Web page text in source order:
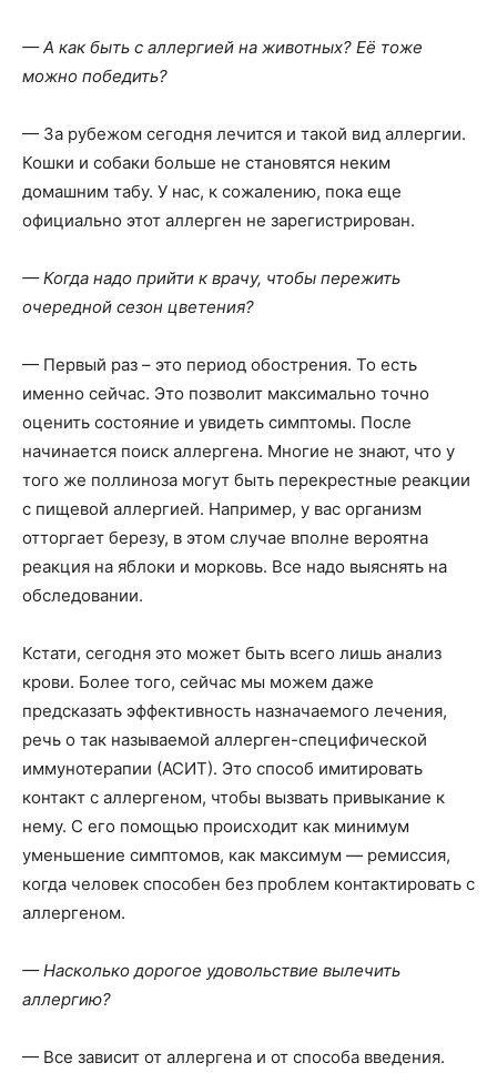
— А как быть с аллергией на животных? Её тоже
можно победить?
— За рубежом сегодня лечится и такой вид аллергии.
Кошки и собаки больше не становятся неким
домашним табу. У нас, к сожалению, пока еще
официально этот аллерген не зарегистрирован.
— Когда надо прийти к врачу, чтобы пережить
очередной сезон цветения?
— Первый раз – это период обострения. То есть
именно сейчас. Это позволит максимально точно
оценить состояние и увидеть симптомы. После
начинается поиск аллергена. Многие не знают, что у
того же поллиноза могут быть перекрестные реакции
с пищевой аллергией. Например, у вас организм
отторгает березу, в этом случае вполне вероятна
реакция на яблоки и морковь. Все надо выяснять на
обследовании.
Кстати, сегодня это может быть всего лишь анализ
крови. Более того, сейчас мы можем даже
предсказать эффективность назначаемого лечения,
речь о так называемой аллерген-специфической
иммунотерапии (АСИТ). Это способ имитировать
контакт с аллергеном, чтобы вызвать привыкание к
нему. С его помощью происходит как минимум
уменьшение симптомов, как максимум — ремиссия,
когда человек способен без проблем контактировать с
аллергеном.
— Насколько дорогое удовольствие вылечить
аллергию?
— Все зависит от аллергена и от способа введения.